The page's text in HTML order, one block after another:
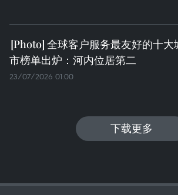
全球客户服务最友好的十大
市榜单出炉：河内位居第二
23/07/2026 01:00
下载更多